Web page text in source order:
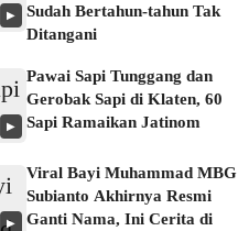
▶
Sudah Bertahun-tahun Tak
Ditangani
▶
Pawai Sapi Tunggang dan
Gerobak Sapi di Klaten, 60
Sapi Ramaikan Jatinom
▶
Viral Bayi Muhammad MBG
Subianto Akhirnya Resmi
Ganti Nama, Ini Cerita di